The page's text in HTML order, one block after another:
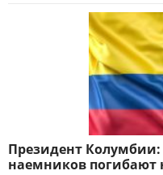
Президент
наемников погибают